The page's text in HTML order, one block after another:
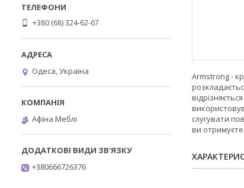
Armstrong -
слугувати
ви
+380 (68) 324-62-67
Одеса, Україна
Афіна Меблі
+380666726376